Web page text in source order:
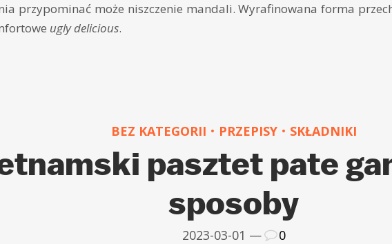
przypominać może niszczenie mandali. Wyrafinowana forma
ugly delicious.
BEZ KATEGORII PRZEPISY SKŁADNIKI
pasztet pate
sposoby
2023-03-01 — 0